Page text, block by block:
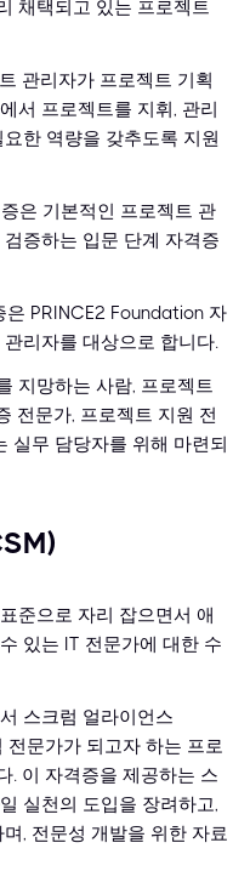
채택되고 있는 프로젝트
관리자가 프로젝트 기획
서 프로젝트를 지휘, 관리
한 역량을 갖추도록 지원
은 기본적인 프로젝트 관
증하는 입문 단계 자격증
PRINCE2 Foundation 자
리자를 대상으로 합니다.
지망하는 사람, 프로젝트
전문가, 프로젝트 지원 전
실무 담당자를 위해 마련되
준으로 자리 잡으면서 애
있는 IT 전문가에 대한 수
스크럼 얼라이언스
문가가 되고자 하는 프로
. 이 자격증을 제공하는 스
실천의 도입을 장려하고,
, 전문성 개발을 위한 자료